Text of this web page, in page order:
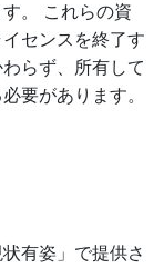
。 これらの資
センスを終了す
らず、所有して
要があります。
有姿」で提供さ